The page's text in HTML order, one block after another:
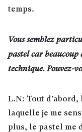
temps.
Vous semblez
pastel car beaucoup
technique. Pouvez-
L.N: Tout d’abord,
laquelle je me
plus, le pastel me